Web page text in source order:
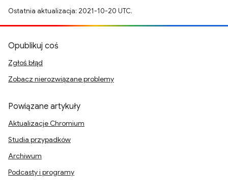
Ostatnia aktualizacja: 2021-10-20 UTC.
Opublikuj coś
Zgłoś błąd
Zobacz nierozwiązane problemy
Powiązane artykuły
Aktualizacje Chromium
Studia przypadków
Archiwum
Podcasty i programy